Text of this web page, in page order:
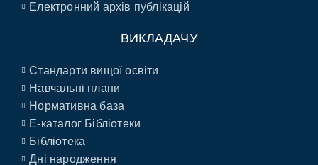
Електронний архів публікацій
ВИКЛАДАЧУ
Стандарти вищої освіти
Навчальні плани
Нормативна база
E-каталог Бібліотеки
Бібліотека
Дні народження